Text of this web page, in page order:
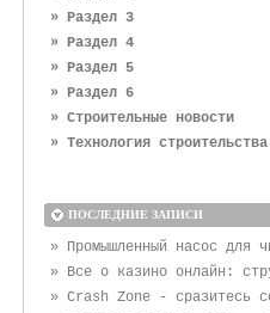
» Раздел 3
» Раздел 4
» Раздел 5
» Раздел 6
» Строительные новости
» Технология строительства
ПОСЛЕДНИЕ ЗАПИСИ
» Промышленный насос для
» Все о казино онлайн:
» Crash Zone - сразитесь